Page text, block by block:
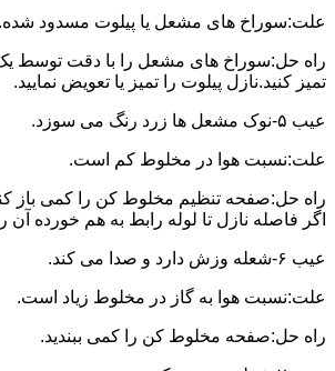
علت:سوراخ های مشعل یا پیلوت مسدود شده.
راه حل:سوراخ های مشعل را با دقت توسط یک
تمیز کنید.نازل پیلوت را تمیز یا تعویض نمایید.
عیب ۵-نوک مشعل ها زرد رنگ می سوزد.
علت:نسبت هوا در مخلوط کم است.
راه حل:صفحه تنظیم مخلوط کن را کمی باز
اگر فاصله نازل تا لوله رابط به هم خورده آن
عیب ۶-شعله وزش دارد و صدا می کند.
علت:نسبت هوا به گاز در مخلوط زیاد است.
راه حل:صفحه مخلوط کن را کمی ببندید.